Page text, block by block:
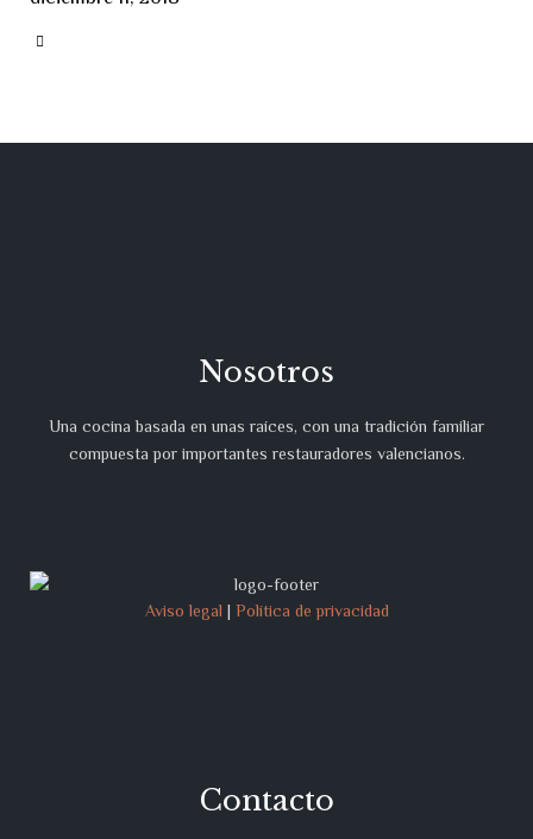

Nosotros
Una cocina basada en unas raíces, con una tradición familiar
compuesta por importantes restauradores valencianos.
Aviso legal | Política de privacidad
Contacto